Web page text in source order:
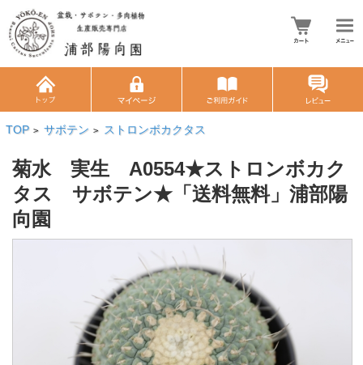
TOP > サボテン > ストロンボカクタス
菊水 実生 A0554★ストロンボカク
タス サボテン★「送料無料」浦部陽
向園